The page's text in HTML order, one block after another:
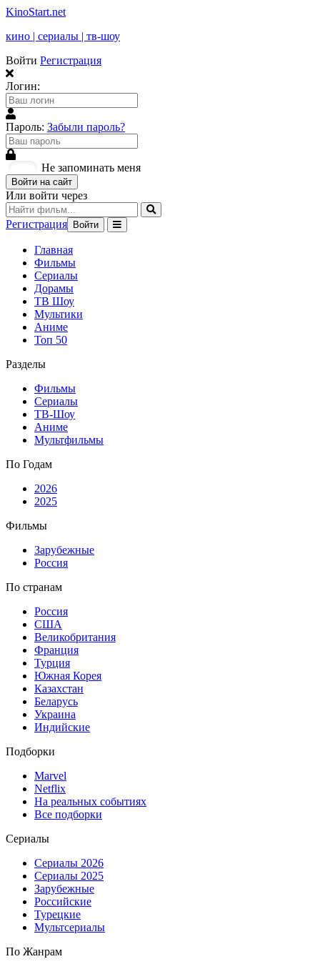
KinoStart.net
кино | сериалы | тв-шоу
Войти Регистрация
Логин:
Пароль: Забыли пароль?
Не запоминать меня
Войти на сайт
Или войти через
Регистрация Войти
Главная
Фильмы
Сериалы
Дорамы
ТВ Шоу
Мультики
Аниме
Топ 50
Разделы
Фильмы
Сериалы
ТВ-Шоу
Аниме
Мультфильмы
По Годам
2026
2025
Фильмы
Зарубежные
Россия
По странам
Россия
США
Великобритания
Франция
Турция
Южная Корея
Казахстан
Беларусь
Украина
Индийские
Подборки
Marvel
Netflix
На реальных событиях
Все подборки
Сериалы
Сериалы 2026
Сериалы 2025
Зарубежные
Российские
Турецкие
Мультсериалы
По Жанрам